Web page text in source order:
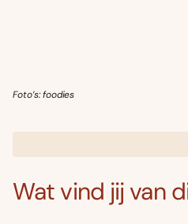
Foto’s: foodies
Wat vind jij van